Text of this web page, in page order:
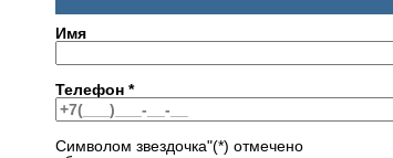
Имя
Телефон *
Символом звездочка"(*) отмечено